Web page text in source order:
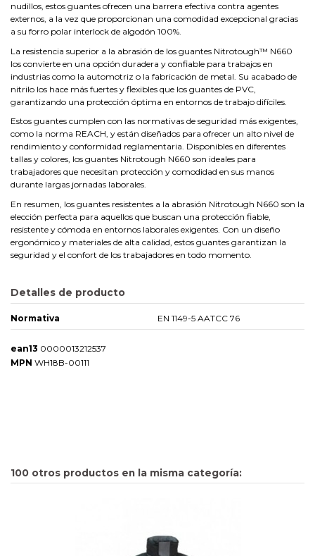
nudillos, estos guantes ofrecen una barrera efectiva contra agentes
externos, a la vez que proporcionan una comodidad excepcional gracias
a su forro polar interlock de algodón 100%.
La resistencia superior a la abrasión de los guantes Nitrotough™ N660
los convierte en una opción duradera y confiable para trabajos en
industrias como la automotriz o la fabricación de metal. Su acabado de
nitrilo los hace más fuertes y flexibles que los guantes de PVC,
garantizando una protección óptima en entornos de trabajo difíciles.
Estos guantes cumplen con las normativas de seguridad más exigentes,
como la norma REACH, y están diseñados para ofrecer un alto nivel de
rendimiento y conformidad reglamentaria. Disponibles en diferentes
tallas y colores, los guantes Nitrotough N660 son ideales para
trabajadores que necesitan protección y comodidad en sus manos
durante largas jornadas laborales.
En resumen, los guantes resistentes a la abrasión Nitrotough N660 son la
elección perfecta para aquellos que buscan una protección fiable,
resistente y cómoda en entornos laborales exigentes. Con un diseño
ergonómico y materiales de alta calidad, estos guantes garantizan la
seguridad y el confort de los trabajadores en todo momento.
Detalles de producto
Normativa EN 1149-5 AATCC 76
ean13 0000013212537
MPN WH18B-00111
100 otros productos en la misma categoría: